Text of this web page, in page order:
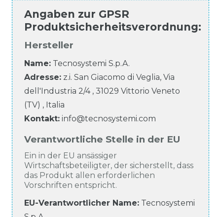
Angaben zur GPSR
Produktsicherheitsverordnung:
Hersteller
Name: Tecnosystemi S.p.A.
Adresse: z.i. San Giacomo di Veglia, Via
dell'Industria 2/4, 31029 Vittorio Veneto
(TV) , Italia
Kontakt: info@tecnosystemi.com
Verantwortliche Stelle in der EU
Ein in der EU ansässiger
Wirtschaftsbeteiligter, der sicherstellt, dass
das Produkt allen erforderlichen
Vorschriften entspricht.
EU-Verantwortlicher Name: Tecnosystemi